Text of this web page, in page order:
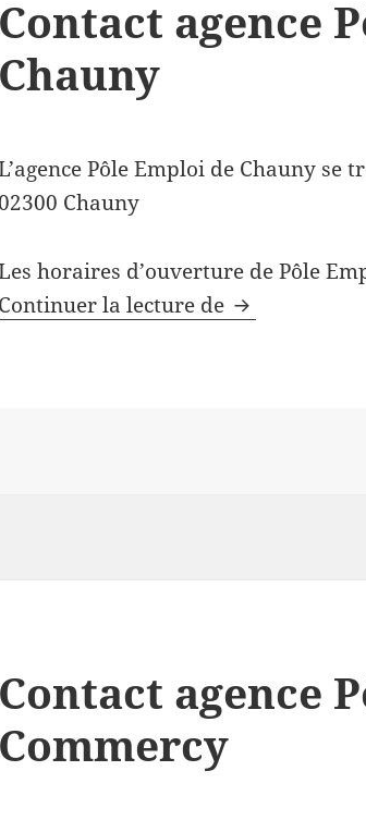
Contact agence
Chauny
Pôle Emploi de Chauny se
Chauny
horaires d’ouverture de Pôle
Continuer la lecture de Contact
Contact agence
Commercy